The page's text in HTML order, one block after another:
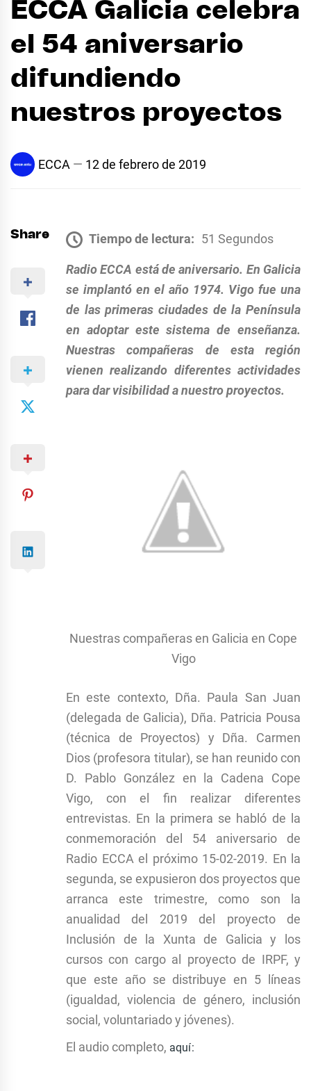
ECCA Galicia celebra
el 54 aniversario
difundiendo
nuestros proyectos
ECCA 12 de febrero de 2019
Share Tiempo de lectura: 51 Segundos
Radio ECCA está de aniversario. En Galicia
se implantó en el año 1974. Vigo fue una
de las primeras ciudades de la Península
en adoptar este sistema de enseñanza.
Nuestras compañeras de esta región
vienen realizando diferentes actividades
para dar visibilidad a nuestro proyectos.
Nuestras compañeras en Galicia en Cope
Vigo
En este contexto, Dña. Paula San Juan
(delegada de Galicia), Dña. Patricia Pousa
(técnica de Proyectos) y Dña. Carmen
Dios (profesora titular), se han reunido con
D. Pablo González en la Cadena Cope
Vigo, con el fin realizar diferentes
entrevistas. En la primera se habló de la
conmemoración del 54 aniversario de
Radio ECCA el próximo 15-02-2019. En la
segunda, se expusieron dos proyectos que
arranca este trimestre, como son la
anualidad del 2019 del proyecto de
Inclusión de la Xunta de Galicia y los
cursos con cargo al proyecto de IRPF, y
que este año se distribuye en 5 líneas
(igualdad, violencia de género, inclusión
social, voluntariado y jóvenes).
El audio completo, aquí: